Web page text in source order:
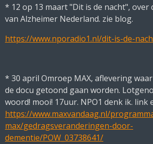
* 12 op 13 maart "Dit is de nacht", over
van Alzheimer Nederland. zie blog.
https://www.nporadio1.nl/dit-is-de-
* 30 april Omroep MAX, aflevering
de docu getoond gaan worden.
woord! mooi! 17uur. NPO1 denk ik. link
https://www.maxvandaag.nl/
max/gedragsveranderingen-door-
dementie/POW_03738641/